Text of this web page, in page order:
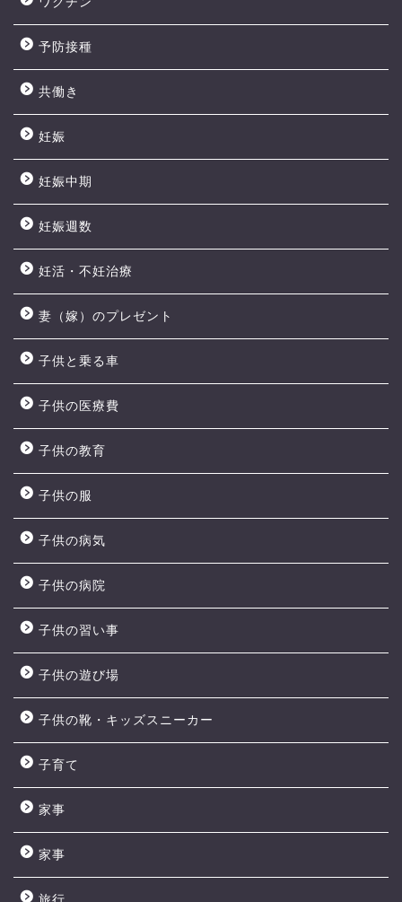
予防接種
共働き
妊娠
妊娠中期
妊娠週数
妊活・不妊治療
妻（嫁）のプレゼント
子供と乗る車
子供の医療費
子供の教育
子供の服
子供の病気
子供の病院
子供の習い事
子供の遊び場
子供の靴・キッズスニーカー
子育て
家事
家事